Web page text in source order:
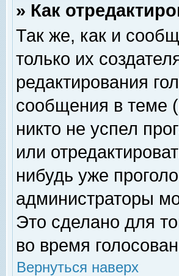
» Как
Так же, как и
только их
редактирования
сообщения в теме
никто не успел
или
нибудь уже
администраторы
Это сделано для
во время
Вернуться наверх